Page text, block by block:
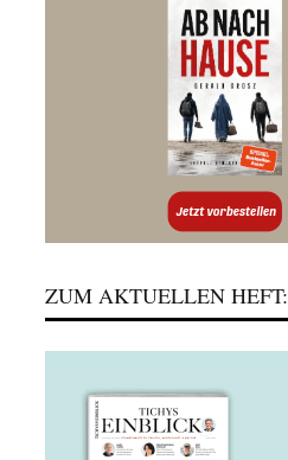
ZUM AKTUELLEN HEFT: